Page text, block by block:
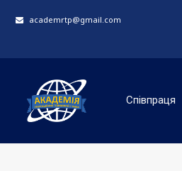
academrtp@gmail.com
Співпраця